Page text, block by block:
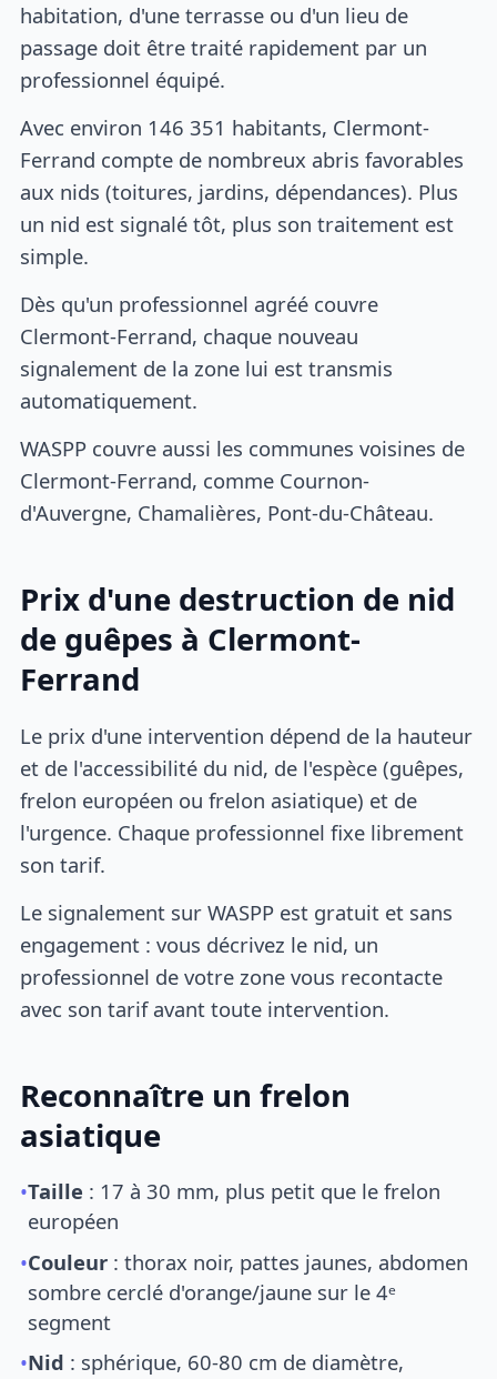
habitation, d'une terrasse ou d'un lieu de
passage doit être traité rapidement par un
professionnel équipé.
Avec environ 146 351 habitants, Clermont-
Ferrand compte de nombreux abris favorables
aux nids (toitures, jardins, dépendances). Plus
un nid est signalé tôt, plus son traitement est
simple.
Dès qu'un professionnel agréé couvre
Clermont-Ferrand, chaque nouveau
signalement de la zone lui est transmis
automatiquement.
WASPP couvre aussi les communes voisines de
Clermont-Ferrand, comme Cournon-
d'Auvergne, Chamalières, Pont-du-Château.
Prix d'une destruction de nid
de guêpes à Clermont-
Ferrand
Le prix d'une intervention dépend de la hauteur
et de l'accessibilité du nid, de l'espèce (guêpes,
frelon européen ou frelon asiatique) et de
l'urgence. Chaque professionnel fixe librement
son tarif.
Le signalement sur WASPP est gratuit et sans
engagement : vous décrivez le nid, un
professionnel de votre zone vous recontacte
avec son tarif avant toute intervention.
Reconnaître un frelon
asiatique
•Taille : 17 à 30 mm, plus petit que le frelon
européen
•Couleur : thorax noir, pattes jaunes, abdomen
sombre cerclé d'orange/jaune sur le 4ᵉ
segment
•Nid : sphérique, 60-80 cm de diamètre,